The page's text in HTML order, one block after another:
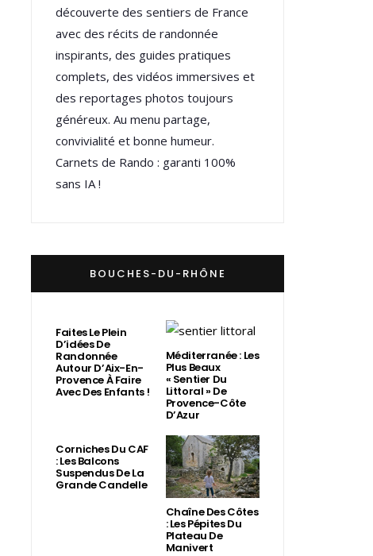
découverte des sentiers de France
avec des récits de randonnée
inspirants, des guides pratiques
complets, des vidéos immersives et
des reportages photos toujours
généreux. Au menu partage,
convivialité et bonne humeur.
Carnets de Rando : garanti 100%
sans IA !
BOUCHES-DU-RHÔNE
Faites Le Plein
D’idées De
Randonnée
Autour D’Aix-En-
Provence À Faire
Avec Des Enfants !
Méditerranée : Les
Plus Beaux
« Sentier Du
Littoral » De
Provence-Côte
D’Azur
Corniches Du CAF
: Les Balcons
Suspendus De La
Grande Candelle
Chaîne Des Côtes
: Les Pépites Du
Plateau De
Manivert